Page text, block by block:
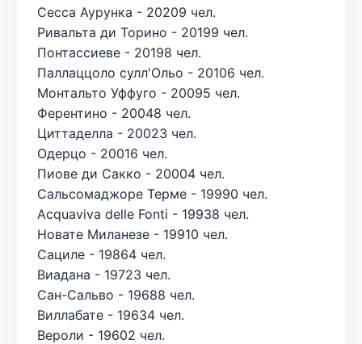
Сесса Аурунка - 20209 чел.
Ривальта ди Торино - 20199 чел.
Понтассиеве - 20198 чел.
Паллаццоло сулл'Ольо - 20106 чел.
Монтальто Уффуго - 20095 чел.
Ферентино - 20048 чел.
Циттаделла - 20023 чел.
Одерцо - 20016 чел.
Пиове ди Сакко - 20004 чел.
Сальсомаджоре Терме - 19990 чел.
Acquaviva delle Fonti - 19938 чел.
Новате Миланезе - 19910 чел.
Сациле - 19864 чел.
Виадана - 19723 чел.
Сан-Сальво - 19688 чел.
Виллабате - 19634 чел.
Вероли - 19602 чел.